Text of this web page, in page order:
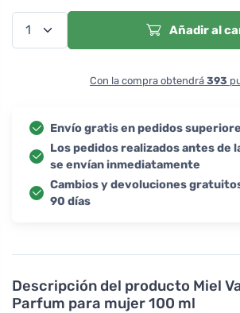
Descripción del producto Miel
Parfum para mujer 100 ml
Añadir al
Con la compra obtendrá 393
Envío gratis en pedidos
Los pedidos realizados antes de
se envían inmediatamente
Cambios y devoluciones
90 días